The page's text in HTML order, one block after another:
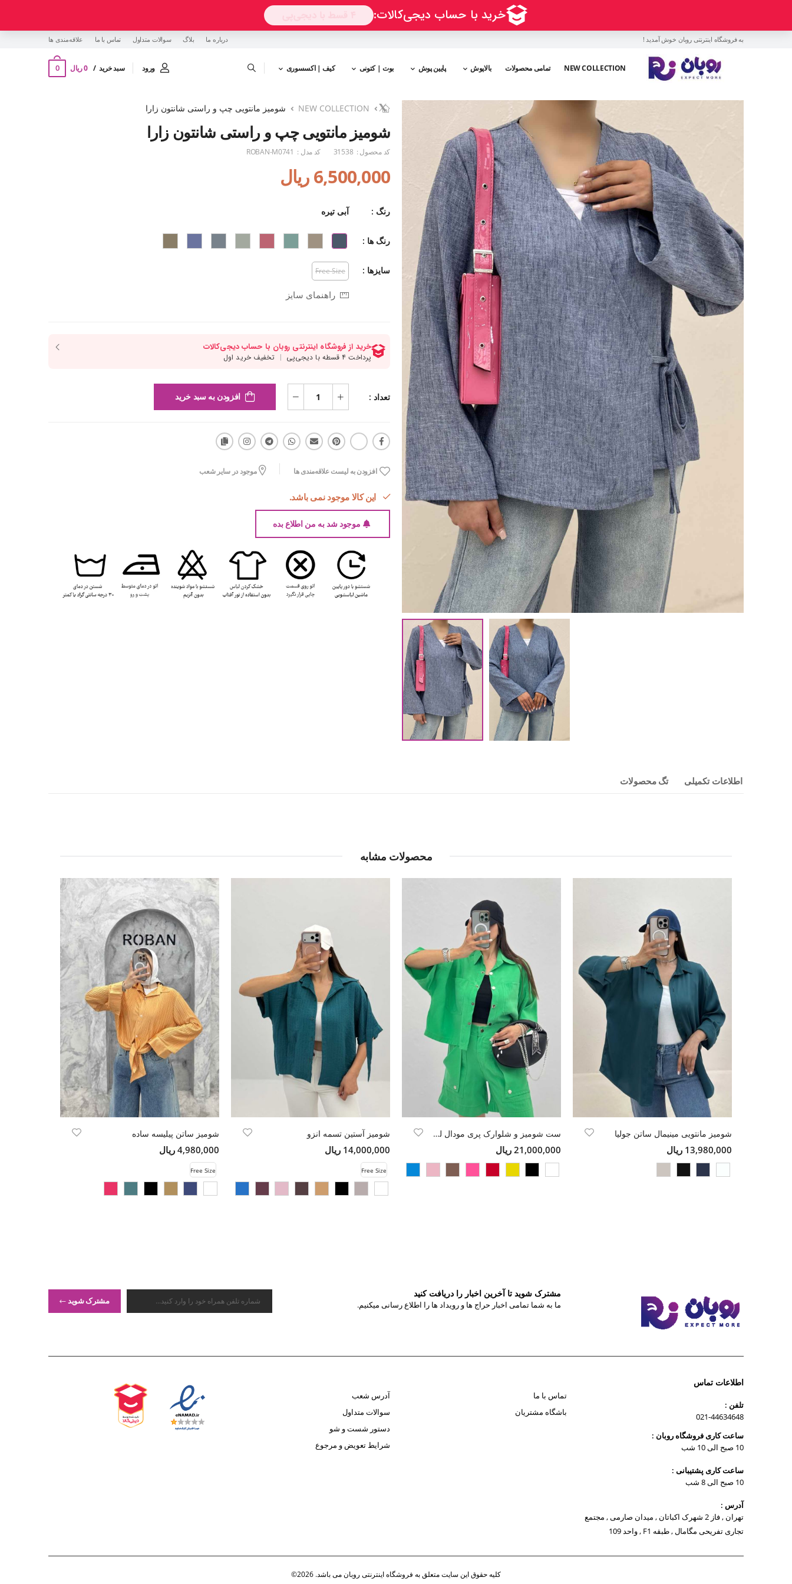
به فروشگاه اینترنتی روبان خوش آمدید ! درباره ما بلاگ سوالات متداول تماس با ما ‌علاقه‌مندی ها
NEW COLLECTION تمامی محصولات بالاپوش پایین پوش بوت | کتونی کیف | اکسسوری ورود سبد خرید 0 ریال 0
NEW COLLECTION شومیز مانتویی چپ و راستی شانتون زارا
شومیز مانتویی چپ و راستی شانتون زارا
کد محصول : 31538 کد مدل : ROBAN-M0741
6,500,000 ریال
رنگ : آبی تیره
رنگ ها :
سایزها : Free Size
راهنمای سایز
تعداد : افزودن به سبد خرید
افزودن به لیست علاقه‌مندی ها موجود در سایر شعب
این کالا موجود نمی باشد.
موجود شد به من اطلاع بده
اطلاعات تکمیلی تگ محصولات
محصولات مشابه
شومیز مانتویی مینیمال ساتن جولیا
13,980,000 ریال
ست شومیز و شلوارک پری مودال لونیا
21,000,000 ریال
شومیز آستین تسمه انزو
14,000,000 ریال
Free Size
شومیز ساتن پیلیسه ساده
4,980,000 ریال
Free Size
مشترک شوید تا آخرین اخبار را دریافت کنید
ما به شما تمامی اخبار حراج ها و رویداد ها را اطلاع رسانی میکنیم. مشترک شوید
اطلاعات تماس
تلفن :
021-44634648
ساعت کاری فروشگاه روبان :
10 صبح الی 10 شب
ساعت کاری پشتیبانی :
10 صبح الی 8 شب
آدرس :
تهران , فاز 2 شهرک اکباتان , میدان صارمی , مجتمع
تجاری تفریحی مگامال , طبقه F1 , واحد 109
تماس با ما
باشگاه مشتریان
آدرس شعب
سوالات متداول
دستور شست و شو
شرایط تعویض و مرجوع
کلیه حقوق این سایت متعلق به فروشگاه اینترنتی روبان می باشد. 2026©